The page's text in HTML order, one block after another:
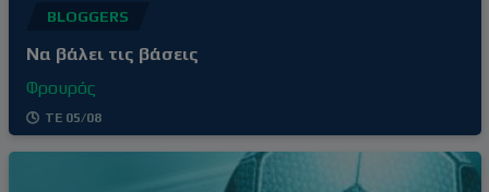
BLOGGERS
Να βάλει τις βάσεις
Φρουρός
ΤΕ 05/08